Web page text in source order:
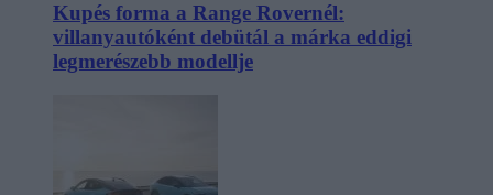
Kupés forma a Range Rovernél:
villanyautóként debütál a márka eddigi
legmerészebb modellje